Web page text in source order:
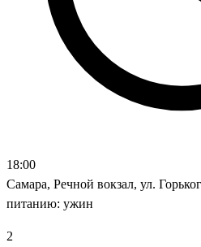
18:00
Самара, Речной вокзал, ул.
питанию: ужин
2